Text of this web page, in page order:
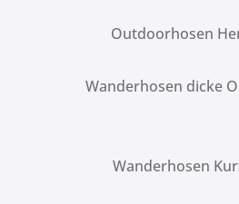
Outdoorhosen
Wanderhosen dicke
Wanderhosen